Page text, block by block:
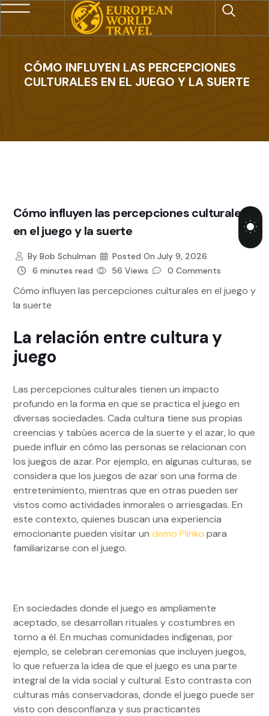
CÓMO INFLUYEN LAS PERCEPCIONES
CULTURALES EN EL JUEGO Y LA SUERTE
Cómo influyen las percepciones culturales
en el juego y la suerte
ByBob Schulman Posted On July 9, 2026
6 minutes read
56 Views 0 Comments
Cómo influyen las percepciones culturales en el juego y
la suerte
La relación entre cultura y
juego
Las percepciones culturales tienen un impacto
profundo en la forma en que se practica el juego en
diversas sociedades. Cada cultura tiene sus propias
creencias y tabúes acerca de la suerte y el azar, lo que
puede influir en cómo las personas se relacionan con
los juegos de azar. Por ejemplo, en algunas culturas, se
considera que los juegos de azar son una forma de
entretenimiento, mientras que en otras pueden ser
vistos como actividades inmorales o arriesgadas. En
este contexto, quienes buscan una experiencia
emocionante pueden visitar un demo Plinko para
familiarizarse con el juego.
En sociedades donde el juego es ampliamente
aceptado, se desarrollan rituales y costumbres en
torno a él. En muchas comunidades indígenas, por
ejemplo, se celebran ceremonias que incluyen juegos,
lo que refuerza la idea de que el juego es una parte
integral de la vida social y cultural. Esto contrasta con
culturas más conservadoras, donde el juego puede ser
visto con desconfianza y sus practicantes